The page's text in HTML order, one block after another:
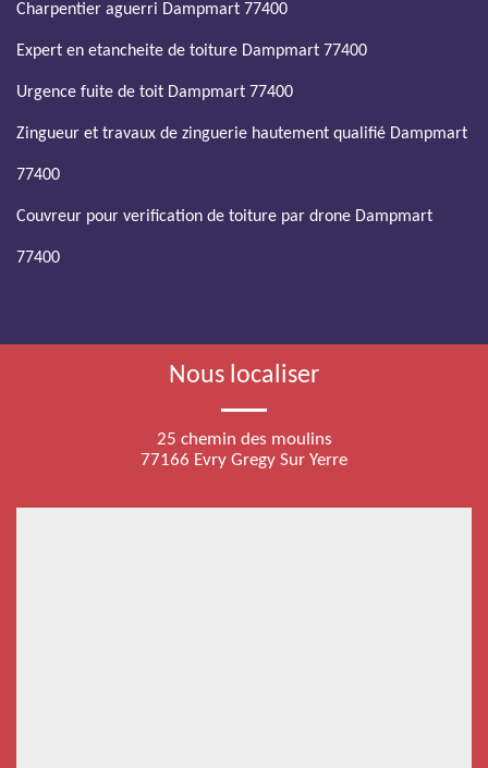
Charpentier aguerri Dampmart 77400
Expert en etancheite de toiture Dampmart 77400
Urgence fuite de toit Dampmart 77400
Zingueur et travaux de zinguerie hautement qualifié Dampmart
77400
Couvreur pour verification de toiture par drone Dampmart
77400
Nous localiser
25 chemin des moulins
77166 Evry Gregy Sur Yerre